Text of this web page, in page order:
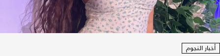
أخبار النجوم